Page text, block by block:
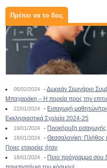
Πρέπει να το δεις
05/02/2024 -Δωρεάν Σεμινάριο
Μπαχαράκη – Η πορεία προς την
22/01/2024 - Εισαγωγή μαθητών/
Εκκλησιαστικά Σχολεία 2024-25
19/01/2024 - Προκήρυξη εισαγωγής
18/01/2024 -Θεσσαλονίκη:
Ποιες εταιρείες ήταν
18/01/2024 - Ποιο πρόγραμμα σου